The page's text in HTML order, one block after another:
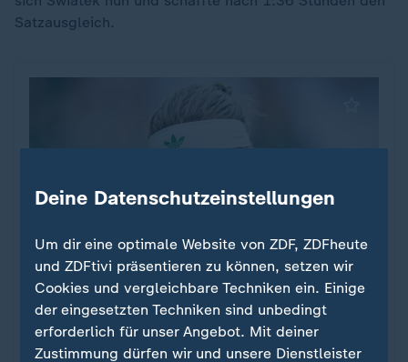
Satzausgleich.
Aussagen über mentale Probleme
Die Aufs und Abs in Zverevs Tennis-
Karriere
Deine Datenschutzeinstellungen
Um dir eine optimale Website von ZDF, ZDFheute
und ZDFtivi präsentieren zu können, setzen wir
Cookies und vergleichbare Techniken ein. Einige
der eingesetzten Techniken sind unbedingt
erforderlich für unser Angebot. Mit deiner
Zustimmung dürfen wir und unsere Dienstleister